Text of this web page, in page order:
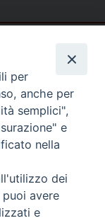
Piazza Duomo
81057 TEANO (CE)
per
anche per
semplici",
e
nella
dei
avere
e